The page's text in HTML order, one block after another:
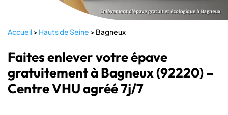
Accueil> Hauts de Seine > Bagneux
Faites enlever votre épave
gratuitement à Bagneux (92220) –
Centre VHU agréé 7j/7